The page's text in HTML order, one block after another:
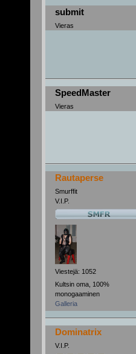
submit
Vieras
SpeedMaster
Vieras
Rautaperse
Smurffit
V.I.P.
Viestejä: 1052
Kultsin oma, 100%
monogaaminen
Galleria
Dominatrix
V.I.P.